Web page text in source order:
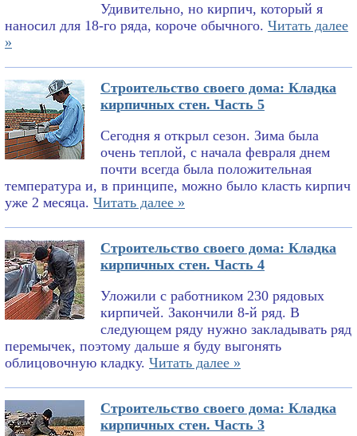
Удивительно, но кирпич, который я
наносил для 18-го ряда, короче обычного. Читать далее
»
Строительство своего дома: Кладка
кирпичных стен. Часть 5
Сегодня я открыл сезон. Зима была
очень теплой, с начала февраля днем
почти всегда была положительная
температура и, в принципе, можно было класть кирпич
уже 2 месяца. Читать далее »
Строительство своего дома: Кладка
кирпичных стен. Часть 4
Уложили с работником 230 рядовых
кирпичей. Закончили 8-й ряд. В
следующем ряду нужно закладывать ряд
перемычек, поэтому дальше я буду выгонять
облицовочную кладку. Читать далее »
Строительство своего дома: Кладка
кирпичных стен. Часть 3